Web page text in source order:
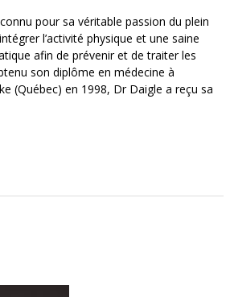
pour sa véritable passion du plein
l’activité physique et une saine
afin de prévenir et de traiter les
son diplôme en médecine à
(Québec) en 1998, Dr Daigle a reçu sa